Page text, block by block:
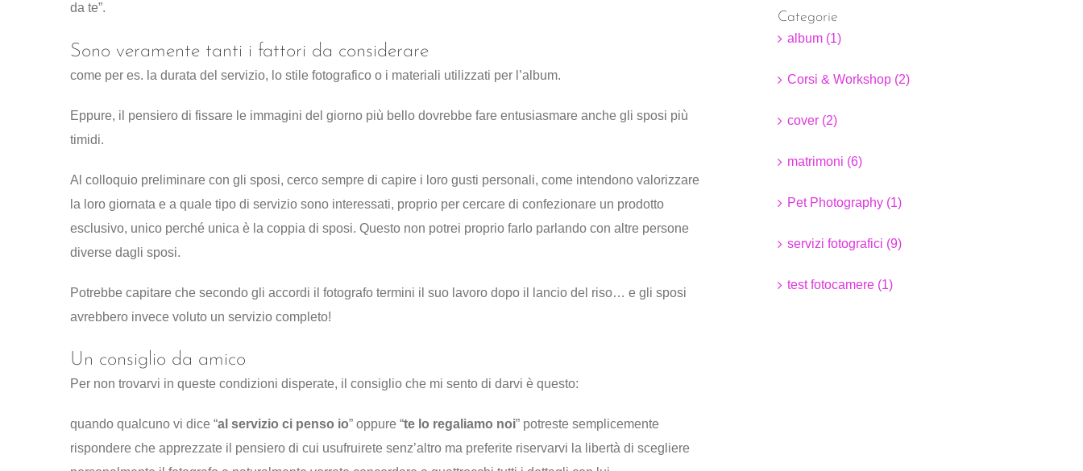
da te”.
Sono veramente tanti i fattori da considerare
come per es. la durata del servizio, lo stile fotografico o i materiali utilizzati per l’album.
Eppure, il pensiero di fissare le immagini del giorno più bello dovrebbe fare entusiasmare anche gli sposi più
timidi.
Al colloquio preliminare con gli sposi, cerco sempre di capire i loro gusti personali, come intendono valorizzare
la loro giornata e a quale tipo di servizio sono interessati, proprio per cercare di confezionare un prodotto
esclusivo, unico perché unica è la coppia di sposi. Questo non potrei proprio farlo parlando con altre persone
diverse dagli sposi.
Potrebbe capitare che secondo gli accordi il fotografo termini il suo lavoro dopo il lancio del riso… e gli sposi
avrebbero invece voluto un servizio completo!
Un consiglio da amico
Per non trovarvi in queste condizioni disperate, il consiglio che mi sento di darvi è questo:
quando qualcuno vi dice “al servizio ci penso io” oppure “te lo regaliamo noi” potreste semplicemente
rispondere che apprezzate il pensiero di cui usufruirete senz’altro ma preferite riservarvi la libertà di scegliere
Categorie
album (1)
Corsi & Workshop (2)
cover (2)
matrimoni (6)
Pet Photography (1)
servizi fotografici (9)
test fotocamere (1)